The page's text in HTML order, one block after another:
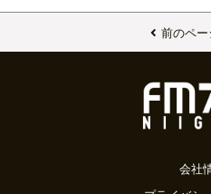
前のペ
会社